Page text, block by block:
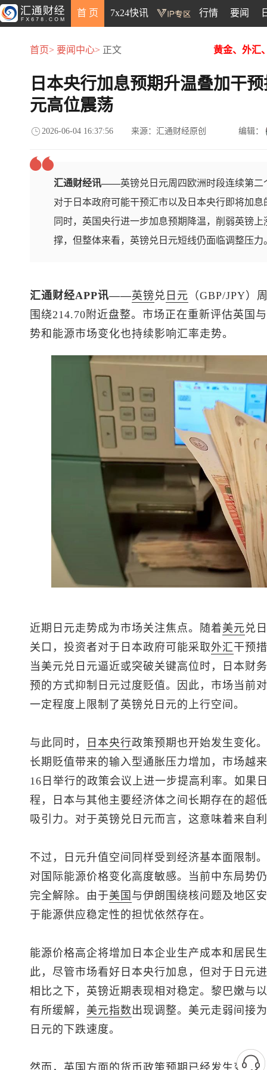
首 页 7x24快讯 行情 要闻
首页> 要闻中心> 正文 黄金、外汇
日本央行加息预期升温叠加干
元高位震荡
2026-06-04 16:37:56 来源：汇通财经原创 编辑：
汇通财经讯——英镑兑日元周四欧洲时段连续第
对于日本政府可能干预汇市以及日本央行即将加
同时，英国央行进一步加息预期降温，削弱英镑
撑，但整体来看，英镑兑日元短线仍面临调整压力
汇通财经APP讯——英镑 兑 日元 （GBP/JPY）
围绕214.70附近盘整。市场正在重新评估英国
势和能源市场变化也持续影响汇率走势。
近期日元走势成为市场关注焦点。随着美元兑
关口，投资者对于日本政府可能采取外汇干预
当 美元兑日元逼近或突破关键高位时，日本财
预的方式抑制日元过度贬值。因此，市场当前
一定程度上限制了 英镑兑日元的上行空间。
与此同时， 日本央行政策预期也开始发生变化
长期贬值带来的输入型通胀压力增加，市场越
16日举行的政策会议上进一步提高利率。如果
程，日本与其他主要经济体之间长期存在的超
吸引力。对于英镑兑日元而言，这意味着来自
不过，日元升值空间同样受到经济基本面限制
对国际能源价格变化高度敏感。当前中东局势
完全解除。由于美国 与伊朗围绕核问题及地区
于能源供应稳定性的担忧依然存在。
能源价格高企将增加日本企业生产成本和居民
此，尽管市场看好日本央行加息，但对于日元
相比之下，英镑近期表现相对稳定。黎巴嫩与
有所缓解， 美元指数出现调整。美元走弱间接
日元的下跌速度。
然而，英国方面的货币政策预期已经发生变化